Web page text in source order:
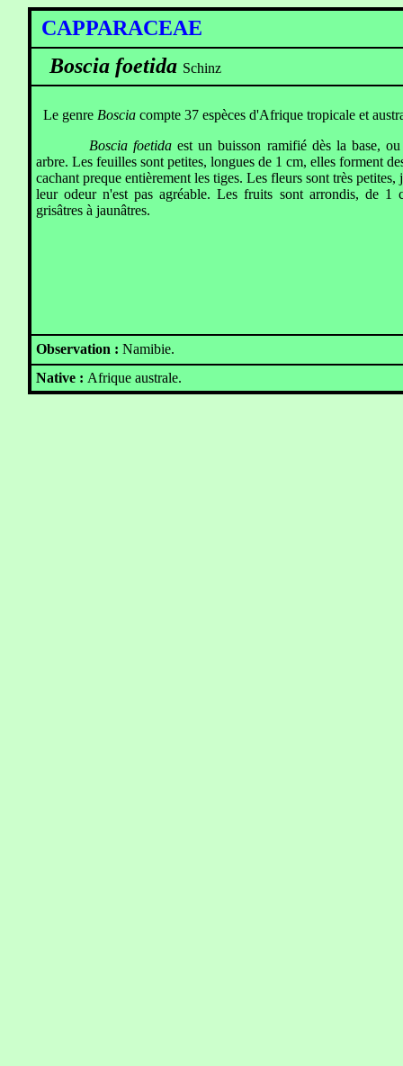
CAPPARACEAE
Boscia foetida Schinz
Le genre Bosciacompte 37 espèces d'Afrique tropicale et
Boscia foetidaest un buisson ramifié dès la base,
arbre. Les feuilles sont petites, longues de 1 cm, elles forment
cachant preque entièrement les tiges. Les fleurs sont très petites,
leur odeur n'est pas agréable. Les fruits sont arrondis, de 1
grisâtres à jaunâtres.
Observation : Namibie.
Native : Afrique australe.